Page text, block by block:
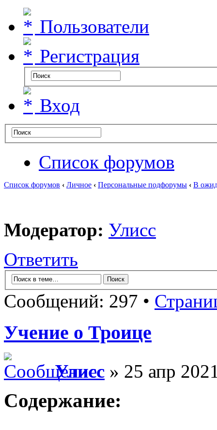
Пользователи
Регистрация
Вход
Список форумов
Список форумов ‹ Личное ‹ Персональные подфорумы ‹ В
Модератор: Улисс
Ответить
Сообщений: 297 •
Учение о Троице
Улисс » 25 апр
Содержание: